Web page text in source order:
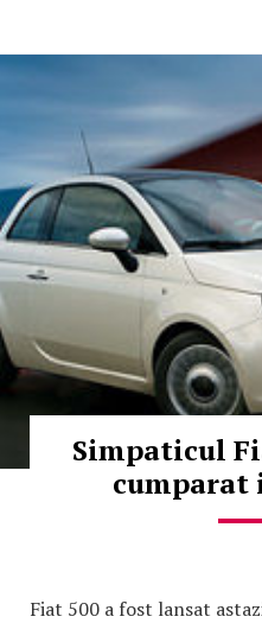
Simpaticul
cumparat
Fiat 500 a fost lansat